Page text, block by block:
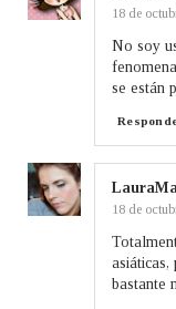
18 de
No soy
se están
18 de
asiáticas,
bastante